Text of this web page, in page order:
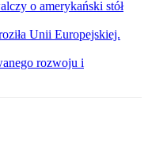
o amerykański stół
Unii Europejskiej.
rozwoju i